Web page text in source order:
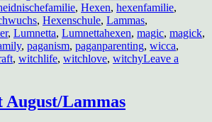
, Hexen, hexenfamilie,
, Hexenschule, Lammas,
, Lumnetta, Lumnettahexen, magic, magick,
, paganism, paganparenting, wicca,
, witchlife, witchlove, witchyLeave a
Lammas